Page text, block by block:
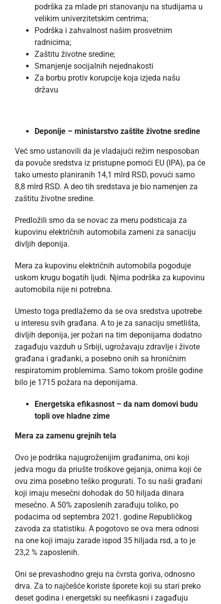
podrška za mlade pri stanovanju na studijama u
velikim univerzitetskim centrima;
Podrška i zahvalnost našim prosvetnim
radnicima;
Zaštitu životne sredine;
Smanjenje socijalnih nejednakosti
Za borbu protiv korupcije koja izjeda našu
državu
Deponije – ministarstvo zaštite životne sredine
Već smo ustanovili da je vladajući režim nesposoban
da povuče sredstva iz pristupne pomoći EU (IPA), pa će
tako umesto planiranih 14,1 mlrd RSD, povući samo
8,8 mlrd RSD. A deo tih sredstava je bio namenjen za
zaštitu životne sredine.
Predložili smo da se novac za meru podsticaja za
kupovinu električnih automobila zameni za sanaciju
divljih deponija.
Mera za kupovinu električnih automobila pogoduje
uskom krugu bogatih ljudi. Njima podrška za kupovinu
automobila nije ni potrebna.
Umesto toga predlažemo da se ova sredstva upotrebe
u interesu svih građana. A to je za sanaciju smetlišta,
divljih deponija, jer požari na tim deponijama dodatno
zagađuju vazduh u Srbiji, ugrožavaju zdravlje i živote
građana i građanki, a posebno onih sa hroničnim
respiratornim problemima. Samo tokom prošle godine
bilo je 1715 požara na deponijama.
Energetska efikasnost – da nam domovi budu
topli ove hladne zime
Mera za zamenu grejnih tela
Ovo je podrška najugroženijim građanima, oni koji
jedva mogu da priušte troškove gejanja, onima koji će
ovu zima posebno teško progurati. To su naši građani
koji imaju mesečni dohodak do 50 hiljada dinara
mesečno. A 50% zaposlenih zarađuju toliko, po
podacima od septembra 2021. godine Republičkog
zavoda za statistiku. A pogotovo se ova mera odnosi
na one koji imaju zarade ispod 35 hiljada rsd, a to je
23,2 % zaposlenih.
Oni se prevashodno greju na čvrsta goriva, odnosno
drva. Za to najčešće koriste šporete koji su stari preko
deset godina i energetski su neefikasni i zagađuju